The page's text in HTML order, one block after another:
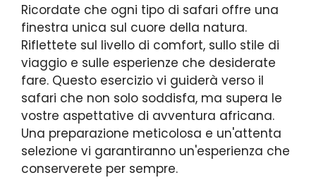
Ricordate che ogni tipo di safari offre una
finestra unica sul cuore della natura.
Riflettete sul livello di comfort, sullo stile di
viaggio e sulle esperienze che desiderate
fare. Questo esercizio vi guiderà verso il
safari che non solo soddisfa, ma supera le
vostre aspettative di avventura africana.
Una preparazione meticolosa e un'attenta
selezione vi garantiranno un'esperienza che
conserverete per sempre.